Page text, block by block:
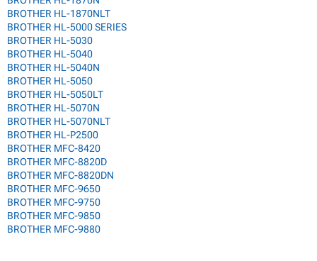
BROTHER HL-1870NLT
BROTHER HL-5000 SERIES
BROTHER HL-5030
BROTHER HL-5040
BROTHER HL-5040N
BROTHER HL-5050
BROTHER HL-5050LT
BROTHER HL-5070N
BROTHER HL-5070NLT
BROTHER HL-P2500
BROTHER MFC-8420
BROTHER MFC-8820D
BROTHER MFC-8820DN
BROTHER MFC-9650
BROTHER MFC-9750
BROTHER MFC-9850
BROTHER MFC-9880